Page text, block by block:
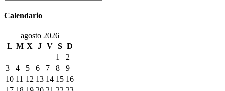
Calendario
agosto 2026
L M X J V S D
1
2
3
4 5 6 7 8
9
10 11 12 13 14 15 16